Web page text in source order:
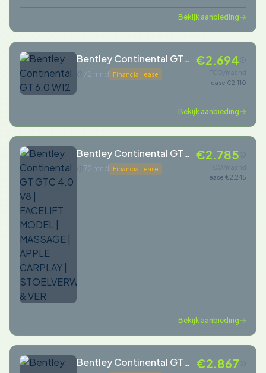
PAKKET|BOMVOL
Bekijk aanbieding
Bentley Continental GT
6.0 W12
72 mnd Financial lease
€2.694
TCO/maand
lease €2.110
Bekijk aanbieding
Bentley Continental GT
GTC 4.0 V8 | FACELIFT
72 mnd Financial lease
€2.785
TCO/maand
lease €2.245
Bekijk aanbieding
Bentley Continental GT
€2.867